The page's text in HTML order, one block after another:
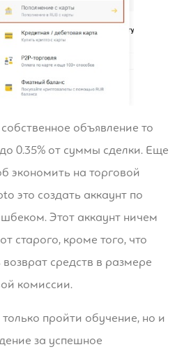
объявление то
0.35% от суммы сделки. Еще
экономить на торговой
это создать аккаунт по
Этот аккаунт ничем
старого, кроме того, что
средств в размере
комиссии.
пройти обучение, но и
за успешное